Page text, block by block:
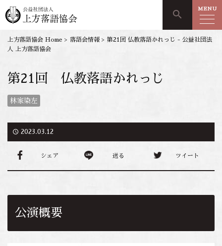
search MENU
上方落語協会 Home > 落語会情報 > 第21回 仏教落語かれっじ - 公益社団法
人 上方落語協会
第21回 仏教落語かれっじ
林家染左
access_time 2023.03.12
シェア 送る ツイート
公演概要